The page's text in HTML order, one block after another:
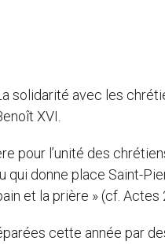
solidarité avec les
XVI.
pour l’unité des
donne place Saint-
et la prière » (cf. Actes
cette année par